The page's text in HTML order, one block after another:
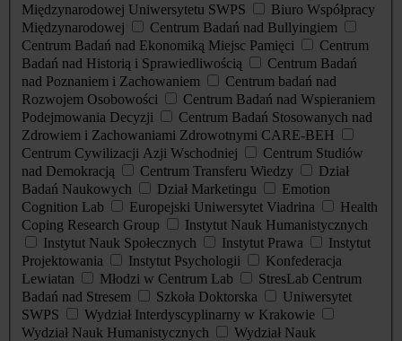
Międzynarodowej Uniwersytetu SWPS
Biuro Współpracy
Międzynarodowej
Centrum Badań nad Bullyingiem
Centrum Badań nad Ekonomiką Miejsc Pamięci
Centrum
Badań nad Historią i Sprawiedliwością
Centrum Badań
nad Poznaniem i Zachowaniem
Centrum badań nad
Rozwojem Osobowości
Centrum Badań nad Wspieraniem
Podejmowania Decyzji
Centrum Badań Stosowanych nad
Zdrowiem i Zachowaniami Zdrowotnymi CARE-BEH
Centrum Cywilizacji Azji Wschodniej
Centrum Studiów
nad Demokracją
Centrum Transferu Wiedzy
Dział
Badań Naukowych
Dział Marketingu
Emotion
Cognition Lab
Europejski Uniwersytet Viadrina
Health
Coping Research Group
Instytut Nauk Humanistycznych
Instytut Nauk Społecznych
Instytut Prawa
Instytut
Projektowania
Instytut Psychologii
Konfederacja
Lewiatan
Młodzi w Centrum Lab
StresLab Centrum
Badań nad Stresem
Szkoła Doktorska
Uniwersytet
SWPS
Wydział Interdyscyplinarny w Krakowie
Wydział Nauk Humanistycznych
Wydział Nauk